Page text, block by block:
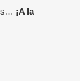
¡A la